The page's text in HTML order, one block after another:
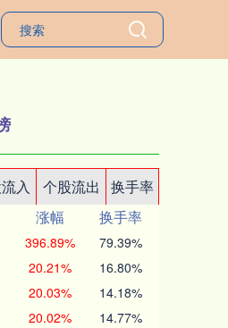
入 个股流出
换手率
涨幅
换手率
396.89% 79.39%
20.21% 16.80%
20.03% 14.18%
20.02% 14.77%